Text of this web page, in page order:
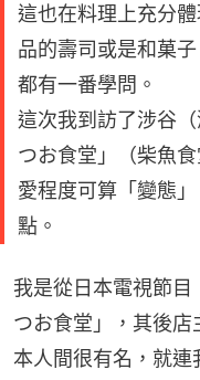
這也在料理上充分
品的壽司或是和菓
都有一番學問。
這次我到訪了涉谷
つお食堂」（柴魚
愛程度可算「變態
點。
我是從日本電視節
つお食堂」，其後店
本人間很有名，就